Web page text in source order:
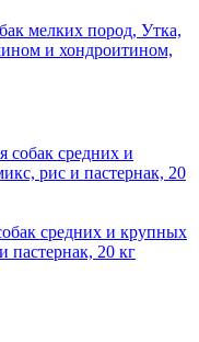
мелких пород, Утка,
и хондроитином,
средних и крупных
пастернак, 20 кг